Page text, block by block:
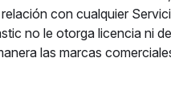
con cualquier
no le otorga licencia ni
las marcas